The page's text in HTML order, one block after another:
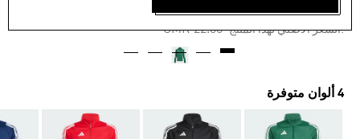
OMR 14.30
:السعر الأصلي لهذا المنتج Price reduced from
OMR 22.00
to
4 ألوان متوفرة